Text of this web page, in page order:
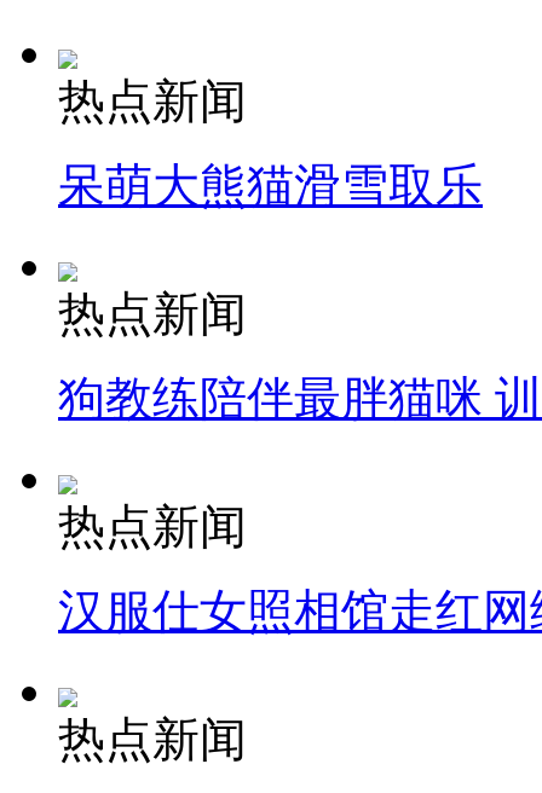
热点新闻
呆萌大熊猫滑雪取乐
热点新闻
狗教练陪伴最胖猫咪
热点新闻
汉服仕女照相馆走红网
热点新闻